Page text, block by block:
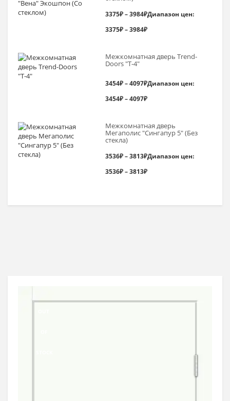
3375₽–3984₽Диапазон цен:
3375₽ – 3984₽
Межкомнатная дверь Trend-
Doоrs "Т-4"
3454₽–4097₽Диапазон цен:
3454₽ – 4097₽
Межкомнатная дверь
Мегаполис "Сингапур 5" (Без
стекла)
3536₽–3813₽Диапазон цен:
3536₽ – 3813₽